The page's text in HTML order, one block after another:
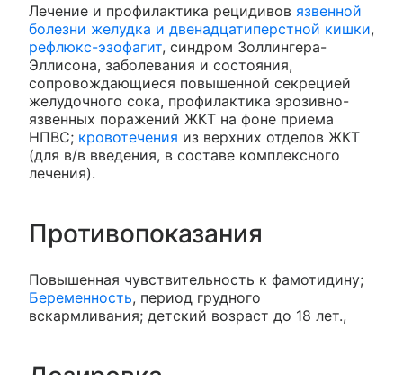
Лечение и профилактика рецидивов язвенной
болезни желудка и двенадцатиперстной кишки,
рефлюкс-эзофагит, синдром Золлингера-
Эллисона, заболевания и состояния,
сопровождающиеся повышенной секрецией
желудочного сока, профилактика эрозивно-
язвенных поражений ЖКТ на фоне приема
НПВС; кровотечения из верхних отделов ЖКТ
(для в/в введения, в составе комплексного
лечения).
Противопоказания
Повышенная чувствительность к фамотидину;
Беременность, период грудного
вскармливания; детский возраст до 18 лет.,